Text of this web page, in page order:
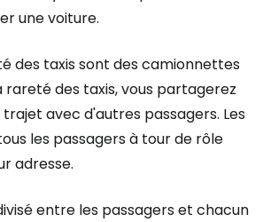
une voiture.
des taxis sont des camionnettes
rareté des taxis, vous partagerez
avec d'autres passagers. Les
les passagers à tour de rôle
adresse.
entre les passagers et chacun